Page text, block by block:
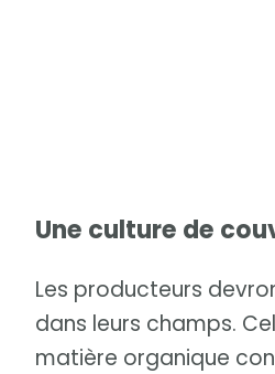
Une culture de
Les producteurs
dans leurs champs.
matière organique